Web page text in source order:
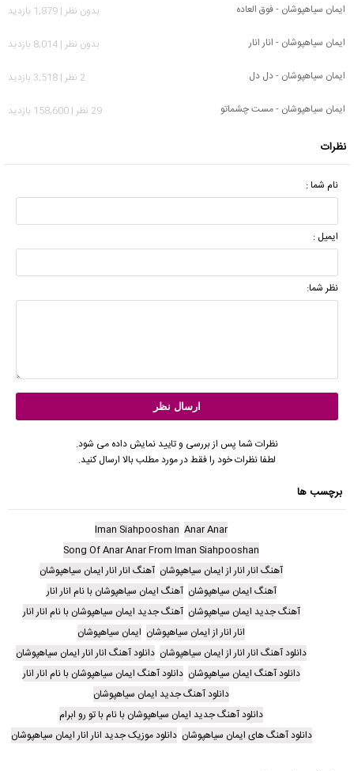
ایمان سیاهپوشان - فوق العاده
بدون نظر | 1,879 بازدید
ایمان سیاهپوشان - انار انار
بدون نظر | 8,014 بازدید
ایمان سیاهپوشان - دل دل
2 نظر | 3,518 بازدید
ایمان سیاهپوشان - مست چشماتو
29 نظر | 158,600 بازدید
نظرات
نام شما :
ایمیل :
نظر شما:
نظرات شما پس از بررسی و تایید نمایش داده می شود.
لطفا نظرات خود را فقط در مورد مطلب بالا ارسال کنید.
برچسب ها
Anar Anar
Iman Siahpooshan
Song Of Anar Anar From Iman Siahpooshan
آهنگ انار انار از ایمان سیاهپوشان آهنگ انار انار ایمان سیاهپوشان
آهنگ ایمان سیاهپوشان آهنگ ایمان سیاهپوشان با نام انار انار
آهنگ جدید ایمان سیاهپوشان آهنگ جدید ایمان سیاهپوشان با نام انار انار
انار انار از ایمان سیاهپوشان ایمان سیاهپوشان
دانلود آهنگ انار انار از ایمان سیاهپوشان دانلود آهنگ انار انار ایمان سیاهپوشان
دانلود آهنگ ایمان سیاهپوشان دانلود آهنگ ایمان سیاهپوشان با نام انار انار
دانلود آهنگ جدید ایمان سیاهپوشان
دانلود آهنگ جدید ایمان سیاهپوشان با نام با تو رو ابرام
دانلود آهنگ های ایمان سیاهپوشان دانلود موزیک جدید انار انار ایمان سیاهپوشان